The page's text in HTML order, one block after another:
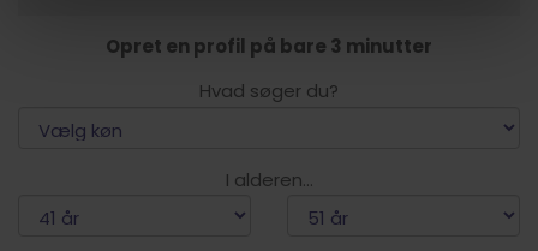
Opret en profil på bare 3 minutter
Hvad søger du?
I alderen...